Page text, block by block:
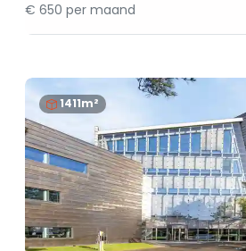
€ 650 per maand
1411m²